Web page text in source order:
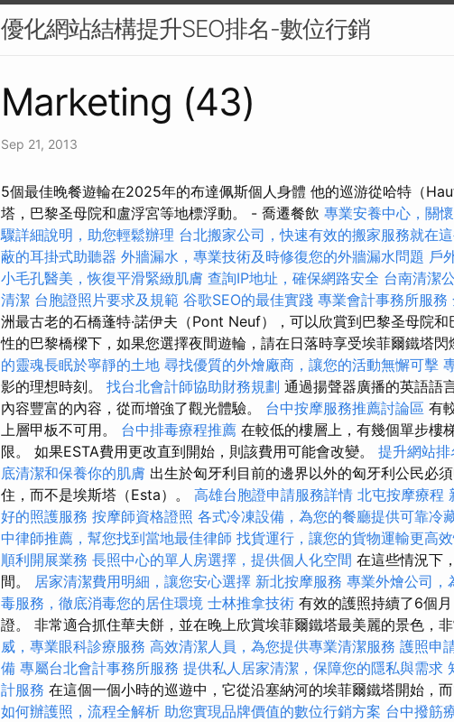
優化網站結構提升SEO排名-數位行銷
Marketing (43)
Sep 21, 2013
5個最佳晚餐遊輪在2025年的布達佩斯個人身體 他的巡游從哈特（
塔，巴黎圣母院和盧浮宮等地標浮動。 - 喬遷餐飲 專業安養中心，關
驟詳細說明，助您輕鬆辦理 台北搬家公司，快速有效的搬家服務就在
蔽的耳掛式助聽器 外牆漏水，專業技術及時修復您的外牆漏水問題 戶
小毛孔醫美，恢復平滑緊緻肌膚 查詢IP地址，確保網路安全 台南清潔
清潔 台胞證照片要求及規範 谷歌SEO的最佳實踐 專業會計事務所服務
洲最古老的石橋蓬特·諾伊夫（Pont Neuf），可以欣賞到巴黎圣母院
性的巴黎橋樑下，如果您選擇夜間遊輪，請在日落時享受埃菲爾鐵塔
的靈魂長眠於寧靜的土地 尋找優質的外燴廠商，讓您的活動無懈可擊
影的理想時刻。 找台北會計師協助財務規劃 通過揚聲器廣播的英語語
內容豐富的內容，從而增強了觀光體驗。 台中按摩服務推薦討論區 有
上層甲板不可用。 台中排毒療程推薦 在較低的樓層上，有幾個單步樓
限。 如果ESTA費用更改直到開始，則該費用可能會改變。 提升網站排
底清潔和保養你的肌膚 出生於匈牙利目前的邊界以外的匈牙利公民必
住，而不是埃斯塔（Esta）。 高雄台胞證申請服務詳情 北屯按摩療程
好的照護服務 按摩師資格證照 各式冷凍設備，為您的餐廳提供可靠冷
中律師推薦，幫您找到當地最佳律師 找貨運行，讓您的貨物運輸更高
順利開展業務 長照中心的單人房選擇，提供個人化空間 在這些情況下
間。 居家清潔費用明細，讓您安心選擇 新北按摩服務 專業外燴公司，
毒服務，徹底消毒您的居住環境 士林推拿技術 有效的護照持續了6個
證。 非常適合抓住華夫餅，並在晚上欣賞埃菲爾鐵塔最美麗的景色，
威，專業眼科診療服務 高效清潔人員，為您提供專業清潔服務 護照申
備 專屬台北會計事務所服務 提供私人居家清潔，保障您的隱私與需求
計服務 在這個一個小時的巡遊中，它從沿塞納河的埃菲爾鐵塔開始，
如何辦護照，流程全解析 助您實現品牌價值的數位行銷方案 台中撥筋